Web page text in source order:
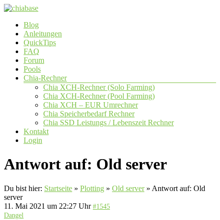
Zum
springen
chiabase
CHIA
Info-
Community
Seite
Menü
Blog
Anleitungen
QuickTips
FAQ
Forum
Pools
Chia-Rechner
Chia XCH-Rechner (Solo Farming)
Chia XCH-Rechner (Pool Farming)
Chia XCH – EUR Umrechner
Chia Speicherbedarf Rechner
Chia SSD Leistungs / Lebenszeit Rechner
Kontakt
Login
Antwort auf: Old server
Du bist hier: Startseite » Plotting » Old server» Antwort auf: Old
server
11. Mai 2021 um 22:27 Uhr #1545
Dangel